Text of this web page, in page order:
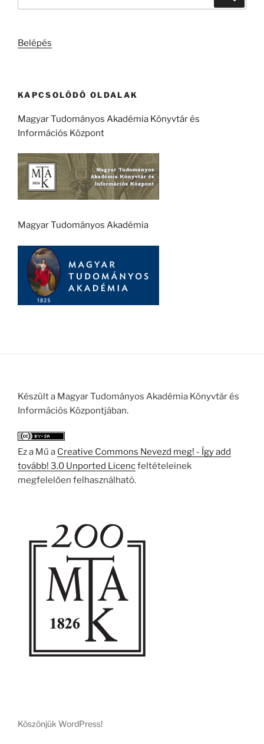
Belépés
KAPCSOLÓDÓ OLDALAK
Magyar Tudományos Akadémia Könyvtár és
Információs Központ
Magyar Tudományos Akadémia
Készült a Magyar Tudományos Akadémia Könyvtár és
Információs Központjában.
Ez a Mű a Creative Commons Nevezd meg! - Így add
tovább! 3.0 Unported Licencfeltételeinek
megfelelően felhasználható.
Köszönjük WordPress!